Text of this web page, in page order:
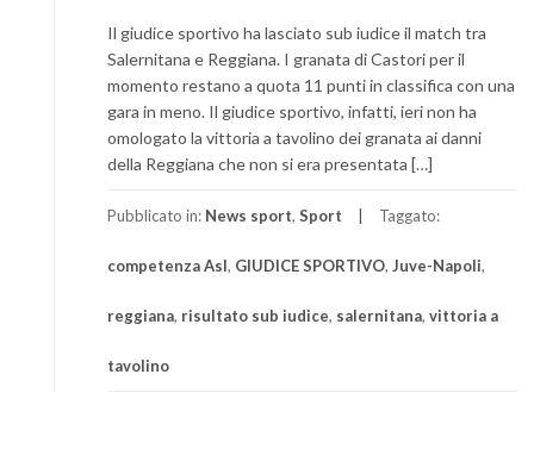
Il giudice sportivo ha lasciato sub iudice il match tra
Salernitana e Reggiana. I granata di Castori per il
momento restano a quota 11 punti in classifica con una
gara in meno. Il giudice sportivo, infatti, ieri non ha
omologato la vittoria a tavolino dei granata ai danni
della Reggiana che non si era presentata […]
Pubblicato in: News sport, Sport Taggato:
competenza Asl, GIUDICE SPORTIVO, Juve-Napoli,
reggiana, risultato sub iudice, salernitana, vittoria a
tavolino